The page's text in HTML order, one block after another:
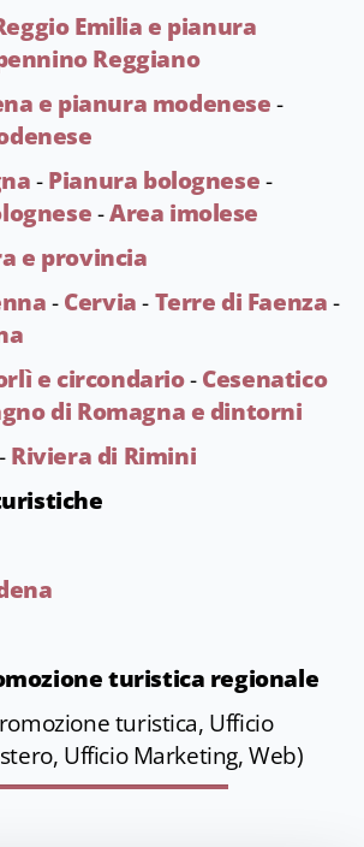
Emilia e pianura
Reggiano
e pianura modenese-
-Pianura bolognese-
-Area imolese
e provincia
-Cervia-Terre di Faenza-
e circondario-Cesenatico
di Romagna e dintorni
-Riviera di Rimini
turistica regionale
turistica, Ufficio
Ufficio Marketing, Web)